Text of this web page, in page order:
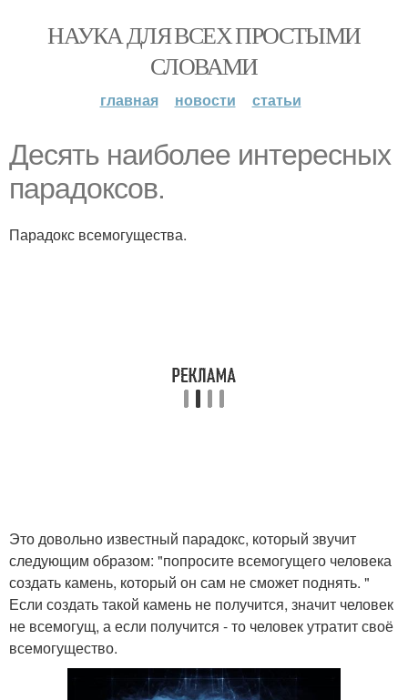
НАУКА ДЛЯ ВСЕХ ПРОСТЫМИ
СЛОВАМИ
главная новости статьи
Десять наиболее интересных
парадоксов.
Парадокс всемогущества.
Это довольно известный парадокс, который звучит
следующим образом: "попросите всемогущего человека
создать камень, который он сам не сможет поднять. "
Если создать такой камень не получится, значит человек
не всемогущ, а если получится - то человек утратит своё
всемогущество.